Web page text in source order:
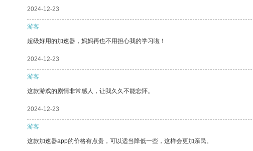
2024-12-23
游客
超级好用的加速器，妈妈再也不用担心我的学习啦！
2024-12-23
游客
这款游戏的剧情非常感人，让我久久不能忘怀。
2024-12-23
游客
这款加速器app的价格有点贵，可以适当降低一些，这样会更加亲民。